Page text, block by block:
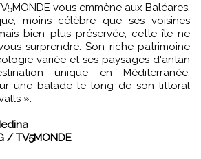
vous emmène aux Baléares,
moins célèbre que ses voisines
bien plus préservée, cette île ne
surprendre. Son riche patrimoine
variée et ses paysages d'antan
unique en Méditerranée.
une balade le long de son littoral
».
/ TV5MONDE